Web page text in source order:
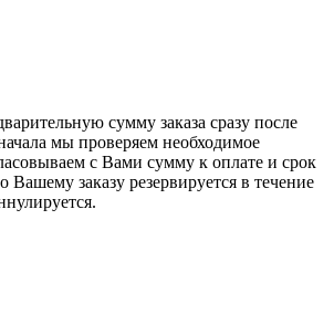
сумму заказа сразу после
мы проверяем необходимое
с Вами сумму к оплате и срок
заказу резервируется в течение